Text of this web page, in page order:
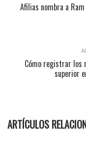
Afilias nombra a
Cómo registrar los
superior
ARTÍCULOS